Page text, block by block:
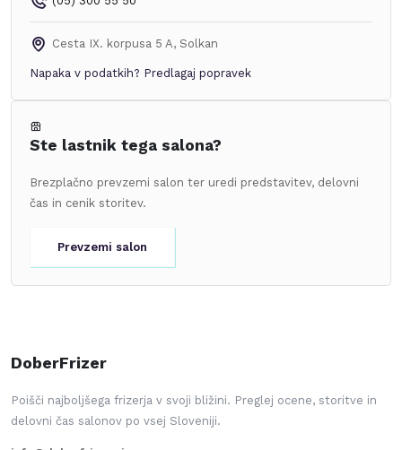
Cesta IX. korpusa 5 A, Solkan
Napaka v podatkih? Predlagaj popravek
Ste lastnik tega salona?
Brezplačno prevzemi salon ter uredi predstavitev, delovni
čas in cenik storitev.
Prevzemi salon
DoberFrizer
Poišči najboljšega frizerja v svoji bližini. Preglej ocene, storitve in
delovni čas salonov po vsej Sloveniji.